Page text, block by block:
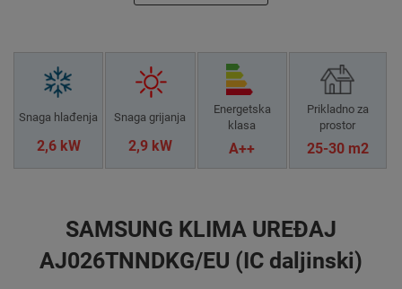
Snaga hlađenja
2,6 kW
Snaga grijanja
2,9 kW
Energetska
klasa
A++
Prikladno za
prostor
25-30 m2
SAMSUNG KLIMA UREĐAJ
AJ026TNNDKG/EU (IC daljinski)